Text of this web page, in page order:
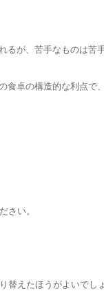
るが、苦手なものは苦
食卓の構造的な利点で
さい。
替えたほうがよいでし